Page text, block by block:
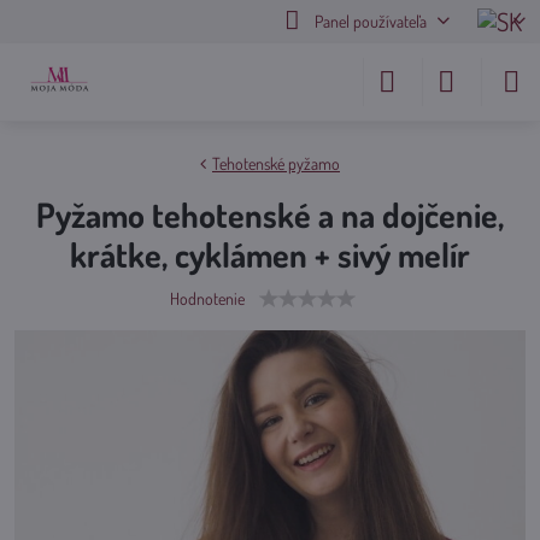
Panel používateľa
Tehotenské pyžamo
Pyžamo tehotenské a na dojčenie,
krátke, cyklámen + sivý melír
Hodnotenie